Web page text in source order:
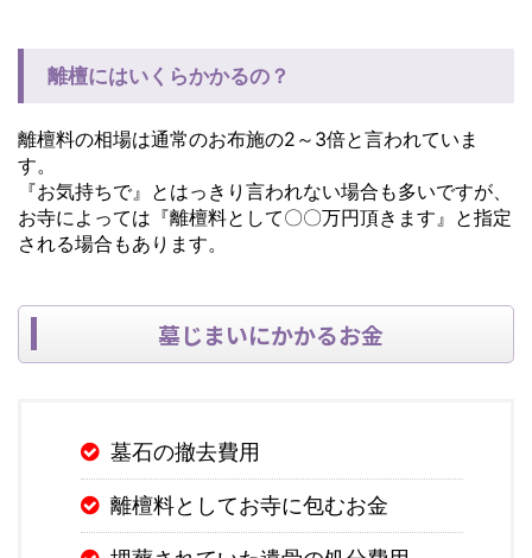
離檀にはいくらかかるの？
離檀料の相場は通常のお布施の2～3倍と言われていま
す。
『お気持ちで』とはっきり言われない場合も多いですが、
お寺によっては『離檀料として〇〇万円頂きます』と指定
される場合もあります。
墓じまいにかかるお金
墓石の撤去費用
離檀料としてお寺に包むお金